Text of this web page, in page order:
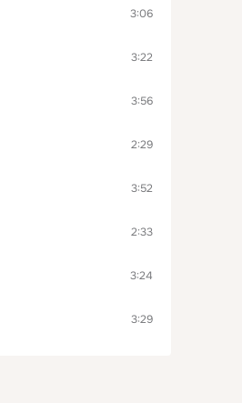
3:06
3:22
3:56
2:29
3:52
2:33
3:24
3:29